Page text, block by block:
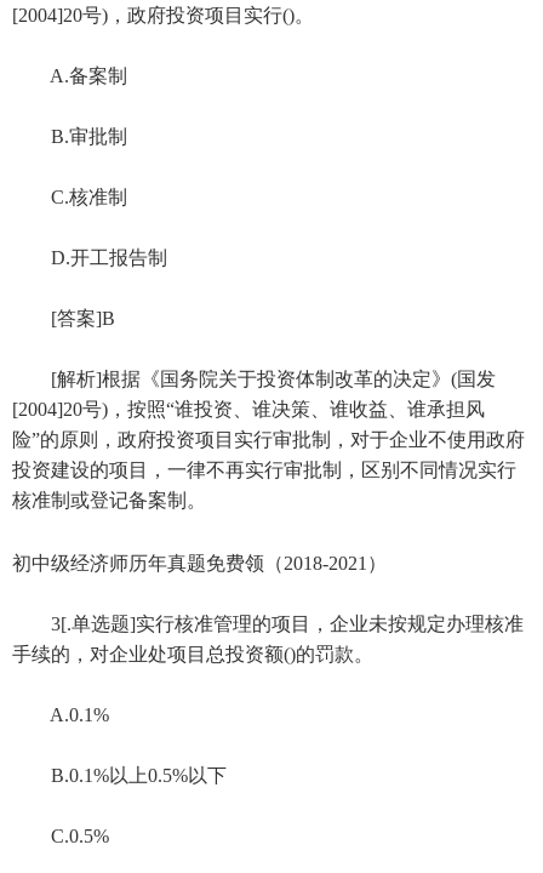
[2004]20号)，政府投资项目实行()。
A.备案制
B.审批制
C.核准制
D.开工报告制
[答案]B
[解析]根据《国务院关于投资体制改革的决定》(国发
[2004]20号)，按照“谁投资、谁决策、谁收益、谁承担风
险”的原则，政府投资项目实行审批制，对于企业不使用政府
投资建设的项目，一律不再实行审批制，区别不同情况实行
核准制或登记备案制。
初中级经济师历年真题免费领（2018-2021）
3[.单选题]实行核准管理的项目，企业未按规定办理核准
手续的，对企业处项目总投资额()的罚款。
A.0.1%
B.0.1%以上0.5%以下
C.0.5%